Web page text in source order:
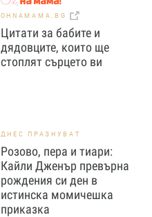
OHNAMAMA.BG
Цитати за бабите и
дядовците, които ще
стоплят сърцето ви
ДНЕС ПРАЗНУВАТ
Розово, пера и тиари:
Кайли Дженър превърна
рождения си ден в
истинска момичешка
приказка